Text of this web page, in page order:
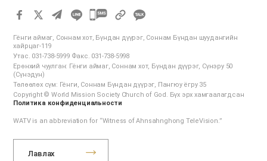
카
오
공
유
하
Гёнги аймаг, Соннам хот, Бүндан дүүрэг, Соннам Бүндан шуудангийн
хайрцаг-119
Утас. 031-738-5999 Факс. 031-738-5998
Ерөнхий чуулган: Гёнги аймаг, Соннам хот, Бүндан дүүрэг, Сүнэру 50
(Сүнэдун)
Төлөөлөх сүм: Гёнги, Соннам Бүндан дүүрэг, Пангюу ёгру 35
Copyright © World Mission Society Church of God. Бүх эрх хамгаалагдсан
Политика конфиденциальности
WATV is an abbreviation for “Witness of Ahnsahnghong TeleVision.”
Лавлах